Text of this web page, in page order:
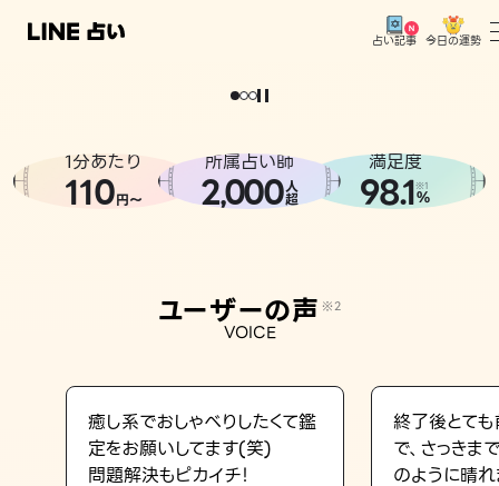
占い記事 今日の運勢
相談事例
占い記事
どうせなら
。
1分あたり
110円〜
所属占い師
2,000人
超
満足度
98.1※1
%
ユーザーの声 ※2
VOICE
癒し系でおしゃべりしたくて鑑
定をお願いしてます(笑)
問題解決もピカイチ！
終了後とて
で、さっき
のように晴れ